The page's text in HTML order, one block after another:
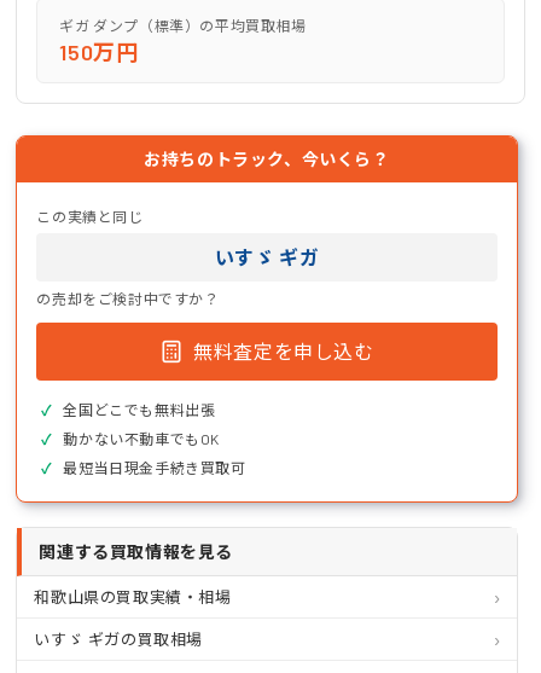
ギガ ダンプ（標準）の平均買取相場
150万円
お持ちのトラック、今いくら？
この実績と同じ
いすゞ ギガ
の売却をご検討中ですか？
無料査定を申し込む
全国どこでも無料出張
動かない不動車でもOK
最短当日現金手続き買取可
関連する買取情報を見る
和歌山県の買取実績・相場
いすゞ ギガの買取相場